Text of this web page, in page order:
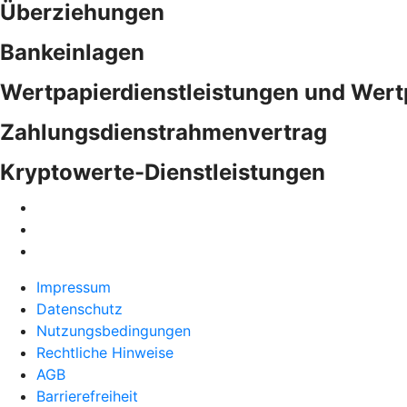
Überziehungen
Bankeinlagen
Wertpapierdienstleistungen und
Zahlungsdienstrahmenvertrag
Kryptowerte-Dienstleistungen
Impressum
Datenschutz
Nutzungsbedingungen
Rechtliche Hinweise
AGB
Barrierefreiheit